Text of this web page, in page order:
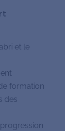
et le
formation
des